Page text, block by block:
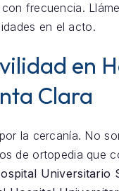
frecuencia.
en el acto.
en
Clara
la cercanía. No
de ortopedia que
Universitario